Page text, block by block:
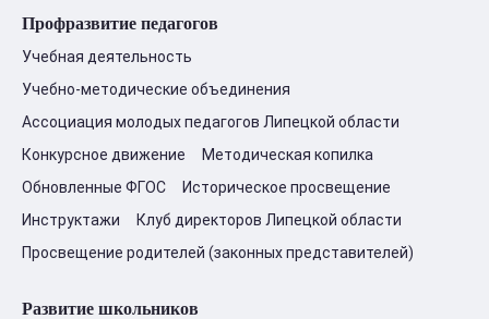
Профразвитие педагогов
Учебная деятельность
Учебно-методические объединения
Ассоциация молодых педагогов Липецкой области
Конкурсное движение
Методическая копилка
Обновленные ФГОС
Историческое просвещение
Инструктажи
Клуб директоров Липецкой области
Просвещение родителей (законных представителей)
Развитие школьников